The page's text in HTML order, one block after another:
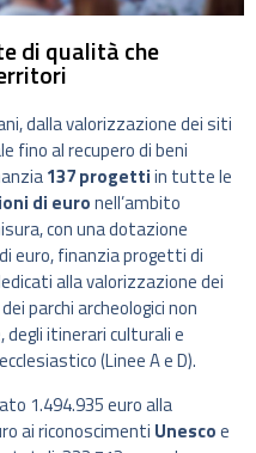
di qualità che
dalla valorizzazione dei siti
fino al recupero di beni
137 progettiin tutte le
di euronell’ambito
con una dotazione
euro, finanzia progetti di
alla valorizzazione dei
parchi archeologici non
itinerari culturali e
(Linee A e D).
1.494.935 euro alla
ai riconoscimenti Unescoe